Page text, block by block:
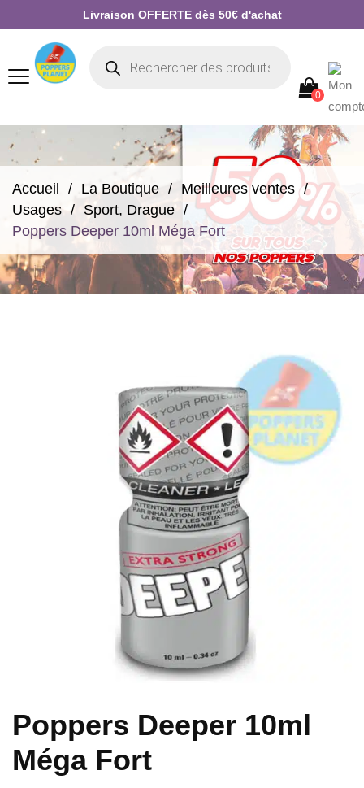
Livraison OFFERTE dès 50€ d'achat
0
Accueil La Boutique
Meilleures ventes
Usages
Sport, Drague
Poppers Deeper 10ml Méga Fort
Poppers Deeper 10ml
Méga Fort